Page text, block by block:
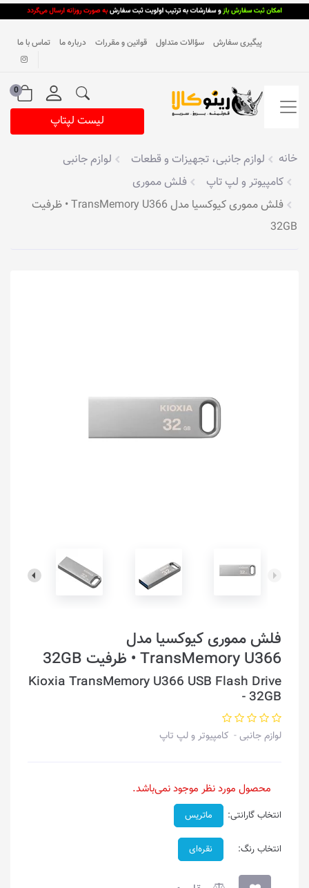
پیگیری سفارش سؤالات متداول قوانین و مقررات درباره ما تماس با ما
0
لیست لپتاپ
خانه لوازم جانبی، تجهیزات و قطعات
لوازم جانبی
کامپیوتر و لپ تاپ
فلش مموری
فلش مموری کیوکسیا مدل TransMemory U366 • ظرفیت
32GB
فلش مموری کیوکسیا مدل
TransMemory U366 • ظرفیت 32GB
Kioxia TransMemory U366 USB Flash Drive
- 32GB
لوازم جانبی کامپیوتر و لپ تاپ
محصول مورد نظر موجود نمی‌باشد.
انتخاب گارانتی: ماتریس
انتخاب رنگ: نقره‌ای